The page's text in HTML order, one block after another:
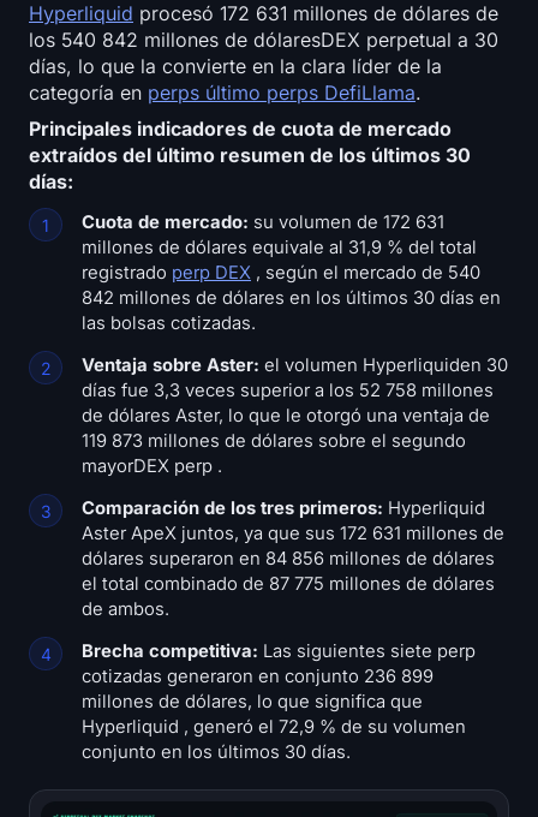
Hyperliquid procesó 172 631 millones de dólares de
los 540 842 millones de dólaresDEX perpetual a 30
días, lo que la convierte en la clara líder de la
categoría en perps último perps DefiLlama.
Principales indicadores de cuota de mercado
extraídos del último resumen de los últimos 30
días:
Cuota de mercado: su volumen de 172 631
millones de dólares equivale al 31,9 % del total
registrado perp DEX , según el mercado de 540
842 millones de dólares en los últimos 30 días en
las bolsas cotizadas.
Ventaja sobre Aster: el volumen Hyperliquiden 30
días fue 3,3 veces superior a los 52 758 millones
de dólares Aster, lo que le otorgó una ventaja de
119 873 millones de dólares sobre el segundo
mayorDEX perp .
Comparación de los tres primeros: Hyperliquid
Aster ApeX juntos, ya que sus 172 631 millones de
dólares superaron en 84 856 millones de dólares
el total combinado de 87 775 millones de dólares
de ambos.
Brecha competitiva: Las siguientes siete perp
cotizadas generaron en conjunto 236 899
millones de dólares, lo que significa que
Hyperliquid , generó el 72,9 % de su volumen
conjunto en los últimos 30 días.